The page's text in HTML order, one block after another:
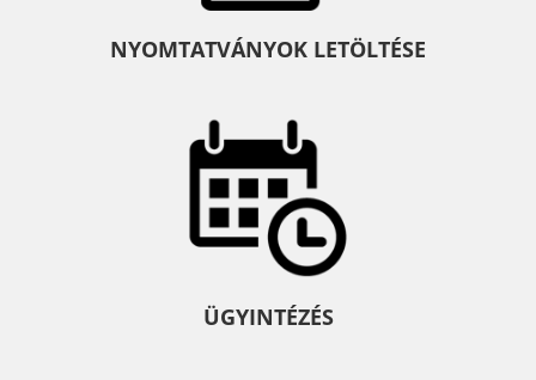
NYOMTATVÁNYOK LETÖLTÉSE
ÜGYINTÉZÉS